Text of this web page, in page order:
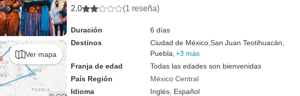
Ver mapa
2.0 (1 reseña)
Duración
6 días
Destinos
Ciudad de México, San Juan Teotihuacán,
Puebla, +3 más
Franja de edad
Todas las edades son bienvenidas
País Región
México Central
Idioma
Inglés, Español